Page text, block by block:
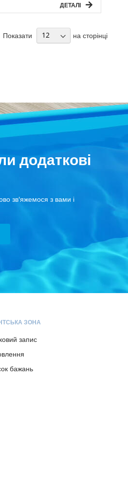
ДЕТАЛІ
Показати на сторінці
додаткові
зв'яжемося з вами і
ЗОНА
запис
бажань